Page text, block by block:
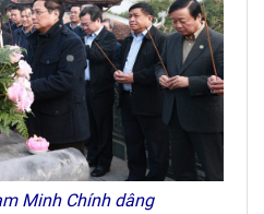
Minh Chính dâng